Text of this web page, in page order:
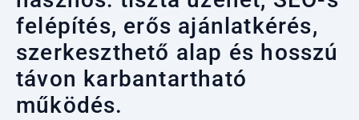
felépítés, erős ajánlatkérés,
szerkeszthető alap és hosszú
távon karbantartható
működés.